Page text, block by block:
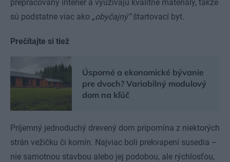
prepracovaný interiér a využívajú kvalitné materiály, takže
sú podstatne viac ako „obyčajný“štartovací byt.
Prečítajte si tiež
Úsporné a ekonomické bývanie
pre dvoch? Variabilný modulový
dom na kľúč
Príjemný jednoduchý drevený dom pripomína z niektorých
strán vežičku či komín. Najviac boli prekvapení susedia –
nie samotnou stavbou alebo jej podobou, ale rýchlosťou,